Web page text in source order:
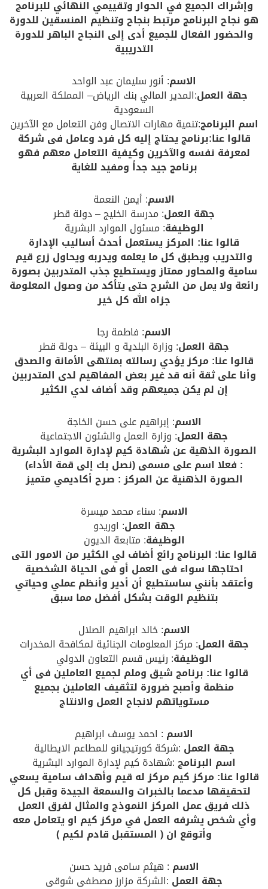
وإشراك الجميع في الحوار وتقييمي النهائي للبرنامج
هو نجاح البرنامج مرتبط بنجاح وتنظيم المنسقين للدورة
والحضور الفعال للجميع أدى إلى النجاح الباهر للدورة
التدريبية
الاسم: أنور سليمان عبد الواحد
جهة العمل:المدير المالي بنك الرياض– المملكة العربية
السعودية
اسم البرنامج:تنمية مهارات الاتصال وفن التعامل مع الآخرين
قالوا عنا:برنامج يحتاج إليه كل فرد وعامل فى شركة
لمعرفة نفسه والآخرين وكيفية التعامل معهم فهو
برنامج جيد جداً ومفيد للغاية
الاسم: أيمن النعمة
جهة العمل: مدرسة الخليج – دولة قطر
الوظيفة: مسئول الموارد البشرية
قالوا عنا: المركز يستعمل أحدث أساليب الإدارة
والتدريب ويطبق كل ما يعلمه ويدربه ويحاول زرع قيم
سامية والمحاور ممتاز ويستطيع جذب المتدربين بصورة
رائعة ولا يمل من الشرح حتى يتأكد من وصول المعلومة
جزاه الله كل خير
الاسم: فاطمة رجا
جهة العمل: وزارة البلدية و البيئة – دولة قطر
قالوا عنا: مركز يؤدي رسالته بمنتهى الأمانة والصدق
وأنا على ثقة أنه قد غير بعض المفاهيم لدى المتدربين
إن لم يكن جميعهم وقد أضاف لدي الكثير
الاسم: إبراهيم على حسن الخاجة
جهة العمل: وزارة العمل والشئون الاجتماعية
الصورة الذهية عن شهادة كيم لإدارة الموارد البشرية
: فعلا اسم على مسمى (نصل بك إلى قمة الأداء)
الصورة الذهنية عن المركز : صرح أكاديمي متميز
الاسم: سناء محمد ميسرة
جهة العمل: اوريدو
الوظيفة: متابعة الديون
قالوا عنا: البرنامج رائع أضاف لي الكثير من الامور التى
احتاجها سواء فى العمل أو فى الحياة الشخصية
وأعتقد بأنني ساستطيع أن أدير وأنظم عملي وحياتي
بتنظيم الوقت بشكل أفضل مما سبق
الاسم: خالد ابراهيم الصلال
جهة العمل: مركز المعلومات الجنائية لمكافحة المخدرات
الوظيفة: رئيس قسم التعاون الدولي
قالوا عنا: برنامج شيق وملم لجميع العاملين فى أي
منظمة وأصبح ضرورة لتثقيف العاملين بجميع
مستوياتهم لانجاح العمل والانتاج
الاسم : احمد يوسف ابراهيم
جهة العمل :شركة كورتيجيانو للمطاعم الايطالية
اسم البرنامج:شهادة كيم لإدارة الموارد البشرية
قالوا عنا: مركز كيم مركز له قيم وأهداف سامية يسعي
لتحقيقها مدعما بالخبرات والسمعة الجيدة وقبل كل
ذلك فريق عمل المركز النموذج والمثال لفرق العمل
وأي شخص يشرفه العمل في مركز كيم او يتعامل معه
وأتوقع ان ( المستقبل قادم لكيم )
الاسم : هيثم سامى فريد حسن
جهة العمل :الشركة مزارز مصطفى شوقى